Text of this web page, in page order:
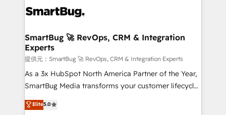
tune-ups, feature rollouts, adoption coaching. Buying
HubSpot, switching to it, or reviving a stale portal?
We are built for the work.
ィブ・エージェンシーです。事業部・グループ会社・部
を、CRMを軸とした全社共通基盤に再構築します。意
思決定者・PMO・現場担当者に並走します。 1️⃣
HubSpot導入・活用支援 顧客データの一元化から、
GTMの見える化・自動化まで。全Hub統合運用、デー
タ品質設計、グループ横断のCRM統合に対応します。
の一部をAIが自律実行する組織への移行を設計・実装。
SmartBug 🚀 RevOps, CRM & Integration
Experts
提供元：SmartBug 🚀 RevOps, CRM & Integration Experts
As a 3x HubSpot North America Partner of the Year,
SmartBug Media transforms your customer lifecycle
into a revenue engine. Our unified ecosystem
includes specialized divisions Globalia (AI &
Elite5.0